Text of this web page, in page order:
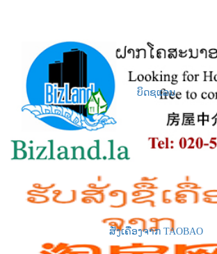
ບິດຊແລນ
ສັ່ງເຄື່ອງຈາກ TAOBAO